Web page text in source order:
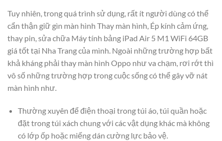
Tuy nhiên, trong quá trình sử dụng, rất ít người dùng có thể
cẩn thận giữ gìn màn hình Thay màn hình, Ép kính cảm ứng,
thay pin, sửa chữa Máy tính bảng iPad Air 5 M1 WiFi 64GB
giá tốt tại Nha Trang của mình. Ngoài những trường hợp bất
khả kháng phải thay màn hình Oppo như va chạm, rơi rớt thì
vô số những trường hợp trong cuộc sống có thể gây vỡ nát
màn hình như.
Thường xuyên để điện thoại trong túi áo, túi quần hoặc
đặt trong túi xách chung với các vật dụng khác mà không
có lớp ốp hoặc miếng dán cường lực bảo vệ.